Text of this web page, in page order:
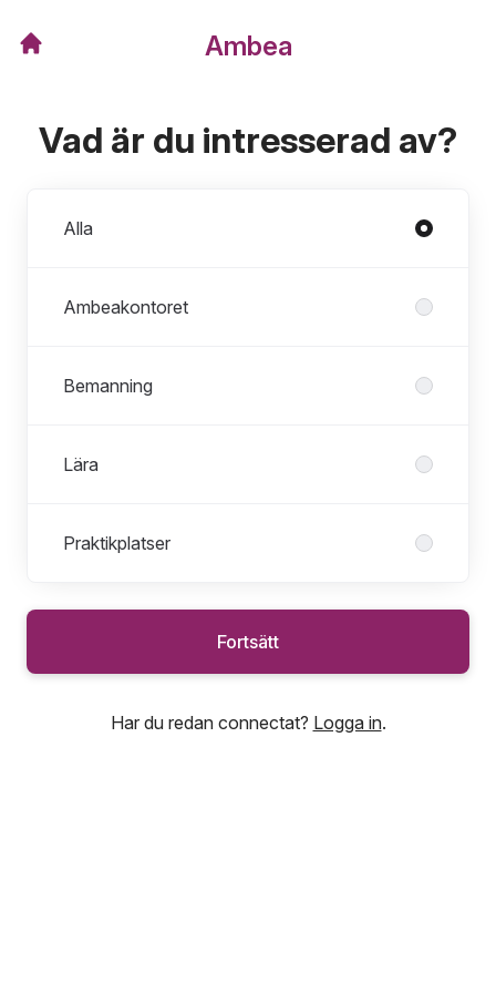
Ambea
Vad är du intresserad av?
Alla
Ambeakontoret
Bemanning
Lära
Praktikplatser
Fortsätt
Har du redan connectat? Logga in.